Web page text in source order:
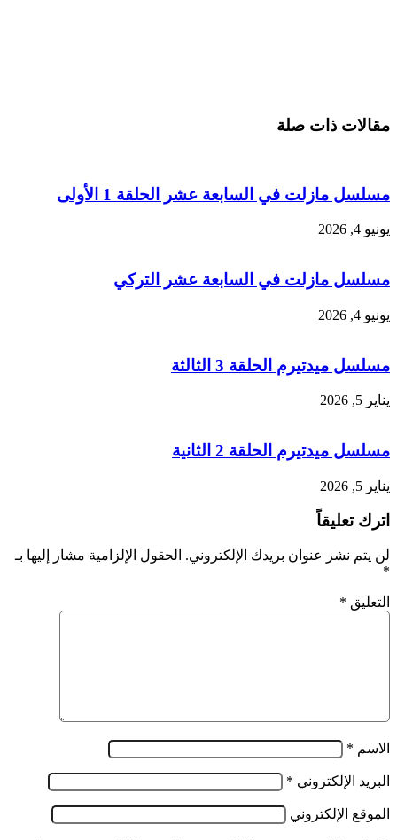
مقالات ذات صلة
مسلسل مازلت في السابعة عشر الحلقة 1 الأولى
يونيو 4, 2026
مسلسل مازلت في السابعة عشر التركي
يونيو 4, 2026
مسلسل ميدتيرم الحلقة 3 الثالثة
يناير 5, 2026
مسلسل ميدتيرم الحلقة 2 الثانية
يناير 5, 2026
اترك تعليقاً
لن يتم نشر عنوان بريدك الإلكتروني. الحقول الإلزامية مشار إليها بـ
*
التعليق *
الاسم *
البريد الإلكتروني *
الموقع الإلكتروني